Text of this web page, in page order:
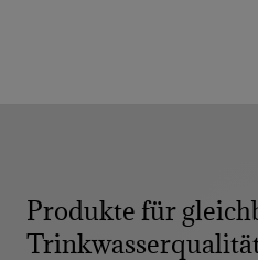
Produkte für